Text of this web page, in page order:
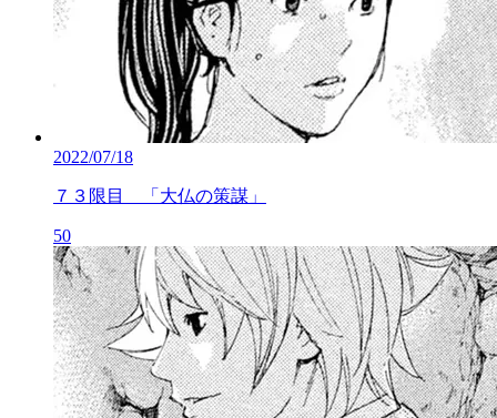
2022/07/18
７３限目 「大仏の策謀」
50